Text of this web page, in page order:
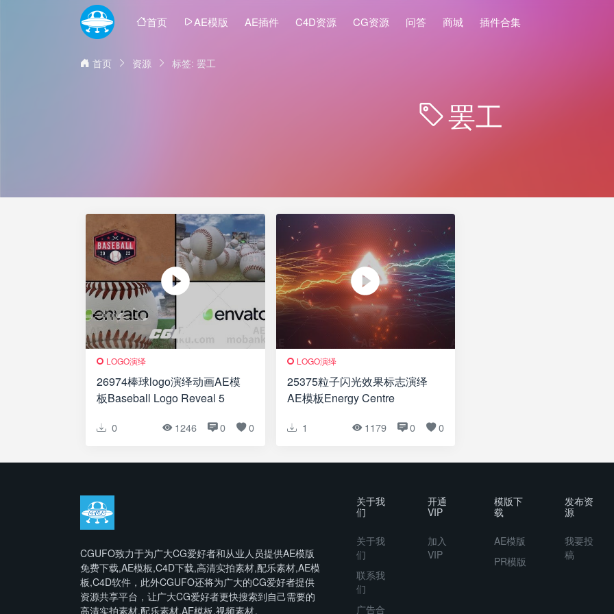
首页 AE模版 AE插件 C4D资源 CG资源 问答 商城 插件合集
首页 资源 标签: 罢工
罢工
LOGO演绎
26974棒球logo演绎动画AE模
板Baseball Logo Reveal 5
0 1246 0 0
LOGO演绎
25375粒子闪光效果标志演绎
AE模板Energy Centre
1 1179 0 0
CGUFO致力于为广大CG爱好者和从业人员提供AE模版
免费下载,AE模板,C4D下载,高清实拍素材,配乐素材,AE模
板,C4D软件，此外CGUFO还将为广大的CG爱好者提供
资源共享平台，让广大CG爱好者更快搜索到自己需要的
高清实拍素材,配乐素材,AE模板,视频素材。
关于我
们
关于我
们
联系我
们
广告合
开通
VIP
加入
VIP
模版下
载
AE模版
PR模版
发布资
源
我要投
稿